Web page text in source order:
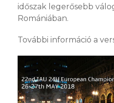
időszak legerősebb
Romániában.
További információ a